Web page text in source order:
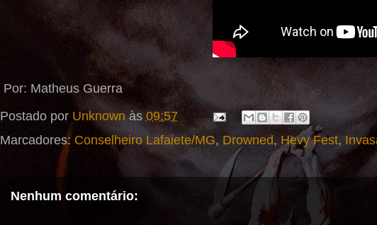
Por: Matheus Guerra
Postado por Unknown às09:57
Marcadores: Conselheiro Lafaiete/MG, Drowned, Hevy Fest,
Nenhum comentário: